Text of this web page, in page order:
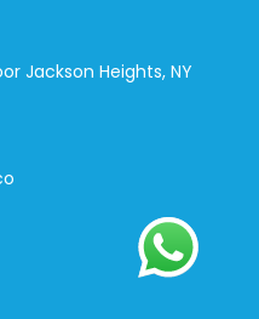
Jackson Heights, NY